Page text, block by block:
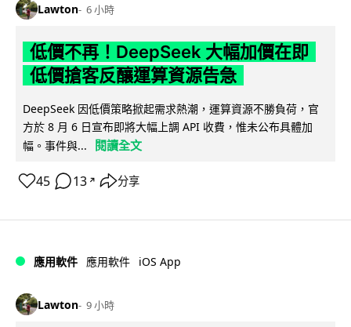
Lawton 6 小時
低價不再！DeepSeek 大幅加價在即
低價搶客反釀運算資源告急
DeepSeek 因低價策略掀起需求熱潮，運算資源不勝負荷，官
方於 8 月 6 日宣布即將大幅上調 API 收費，惟未公布具體加
幅。事件與...
閱讀全文
45 13 ↗ 分享
應用軟件 應用軟件 iOS App
Lawton 9 小時